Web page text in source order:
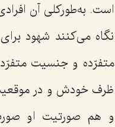
است. به‌طورکلی آن
نگاه مى‌کنند شهود
متفرّده و جنسیت
ظرف خودش و در
و هم صورتیت او